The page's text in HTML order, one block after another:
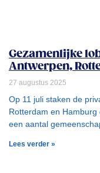
Gezamenlijke
Antwerpen,
27 augustus 2025
Op 11 juli staken de
Rotterdam en
een aantal
Lees verder »